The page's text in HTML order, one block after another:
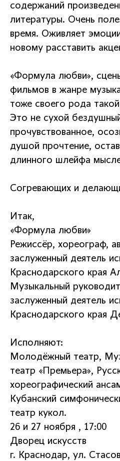
содержаний
литературы. Очень
время. Оживляет
новому расставить
«Формула любви»,
фильмов в жанре
тоже своего рода
Это не сухой
прочувствованное,
душой прочтение,
длинного шлейфа
Согревающих и
Итак,
«Формула любви»
Режиссёр, хореограф,
заслуженный деятель
Краснодарского края
Музыкальный
заслуженный деятель
Краснодарского края
Исполняют:
Молодёжный театр,
театр «Премьера»,
хореографический
Кубанский
театр кукол.
26 и 27 ноября , 17:00
Дворец искусств
г. Краснодар, ул.